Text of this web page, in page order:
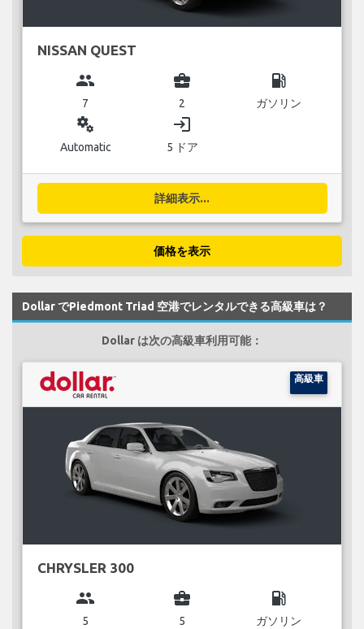
NISSAN QUEST
group
7
business_center
2
local_gas_station
ガソリン
miscellaneous_services
Automatic
login
5 ドア
詳細表示...
価格を表示
Dollar でPiedmont Triad 空港でレンタルできる高級車は？
Dollar は次の高級車利用可能：
高級車
CHRYSLER 300
group
5
business_center
5
local_gas_station
ガソリン